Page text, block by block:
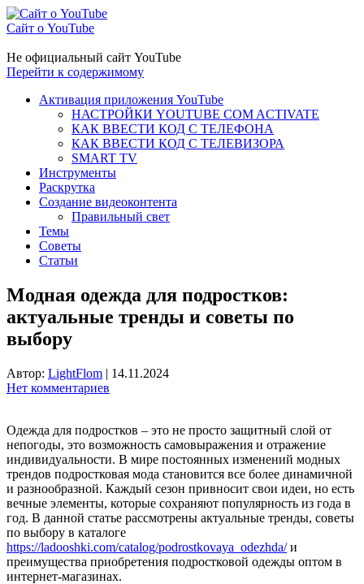
Сайт о YouTube
Не официальный сайт YouTube
Перейти к содержимому
Активация приложения YouTube
НАСТРОЙКИ YOUTUBE COM ACTIVATE
КАК ВВЕСТИ КОД С ТЕЛЕФОНА
КАК ВВЕСТИ КОД С ТЕЛЕВИЗОРА
SMART TV
Инструменты
Раскрутка
Создание видеоконтента
Правильный свет
Темы
Советы
Статьи
Модная одежда для подростков:
актуальные тренды и советы по
выбору
Автор: LightFlom | 14.11.2024
Нет комментариев
Одежда для подростков – это не просто защитный слой от
непогоды, это возможность самовыражения и отражение
индивидуальности. В мире постоянных изменений модных
трендов подростковая мода становится все более динамичной
и разнообразной. Каждый сезон привносит свои идеи, но есть
вечные элементы, которые сохраняют популярность из года в
год. В данной статье рассмотрены актуальные тренды, советы
по выбору в каталоге
https://ladooshki.com/catalog/podrostkovaya_odezhda/и
преимущества приобретения подростковой одежды оптом в
интернет-магазинах.